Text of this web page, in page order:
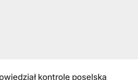
kontrolę poselską